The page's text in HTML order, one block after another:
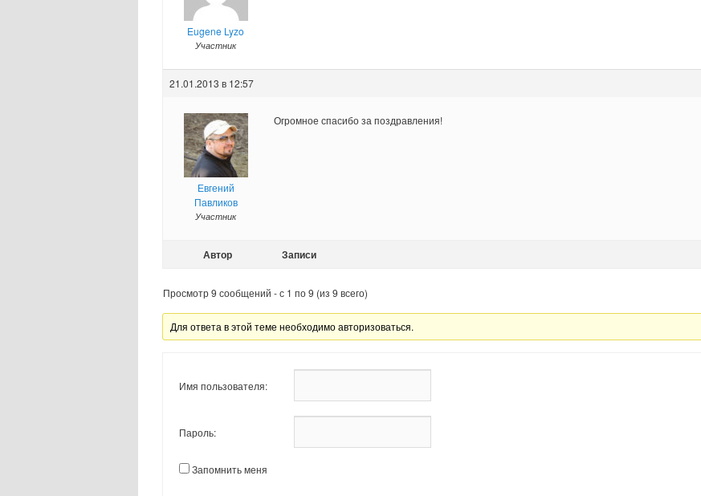
Eugene Lyzo
Участник
21.01.2013 в 12:57
Евгений
Павликов
Участник
Огромное спасибо за поздравления!
Автор Записи
Просмотр 9 сообщений - с 1 по 9 (из 9 всего)
Для ответа в этой теме необходимо авторизоваться.
Имя пользователя:
Пароль:
Запомнить меня